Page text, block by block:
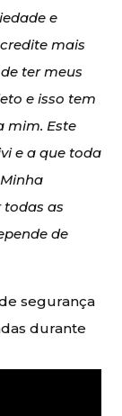
e
mais
ter meus
e isso tem
mim. Este
e a que toda
todas as
de
segurança
durante